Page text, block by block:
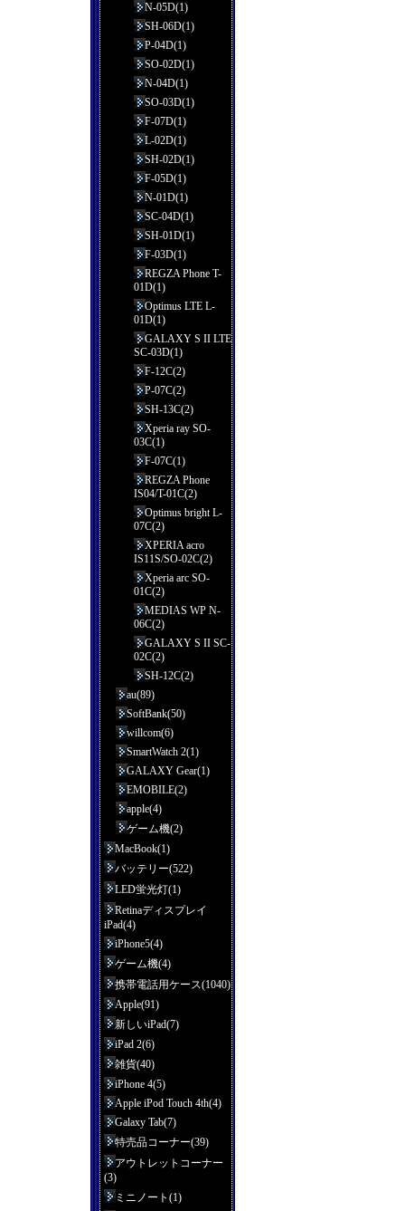
N-05D(1)
SH-06D(1)
P-04D(1)
SO-02D(1)
N-04D(1)
SO-03D(1)
F-07D(1)
L-02D(1)
SH-02D(1)
F-05D(1)
N-01D(1)
SC-04D(1)
SH-01D(1)
F-03D(1)
REGZA Phone T-
01D(1)
Optimus LTE L-
01D(1)
GALAXY S II LTE
SC-03D(1)
F-12C(2)
P-07C(2)
SH-13C(2)
Xperia ray SO-
03C(1)
F-07C(1)
REGZA Phone
IS04/T-01C(2)
Optimus bright L-
07C(2)
XPERIA acro
IS11S/SO-02C(2)
Xperia arc SO-
01C(2)
MEDIAS WP N-
06C(2)
GALAXY S II SC-
02C(2)
SH-12C(2)
au(89)
SoftBank(50)
willcom(6)
SmartWatch 2(1)
GALAXY Gear(1)
EMOBILE(2)
apple(4)
ゲーム機(2)
MacBook(1)
バッテリー(522)
LED蛍光灯(1)
Retinaディスプレイ
iPad(4)
iPhone5(4)
ゲーム機(4)
携帯電話用ケース(1040)
Apple(91)
新しいiPad(7)
iPad 2(6)
雑貨(40)
iPhone 4(5)
Apple iPod Touch 4th(4)
Galaxy Tab(7)
特売品コーナー(39)
アウトレットコーナー
(3)
ミニノート(1)